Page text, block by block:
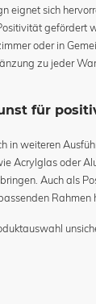
eignet sich
gefördert
oder in
zu jeder
für
in weiteren
Acrylglas oder
Auch als
Rahmen